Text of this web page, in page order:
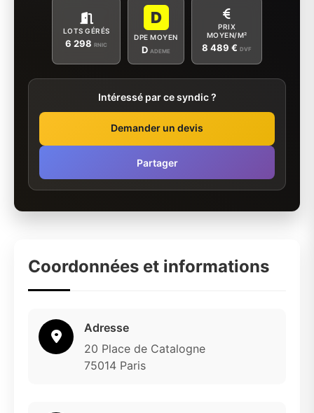
LOTS GÉRÉS
6 298 RNIC
D
DPE MOYEN
D ADEME
PRIX
MOYEN/M²
8 489 € DVF
Intéressé par ce syndic ?
Demander un devis
Partager
Coordonnées et informations
Adresse
20 Place de Catalogne
75014 Paris